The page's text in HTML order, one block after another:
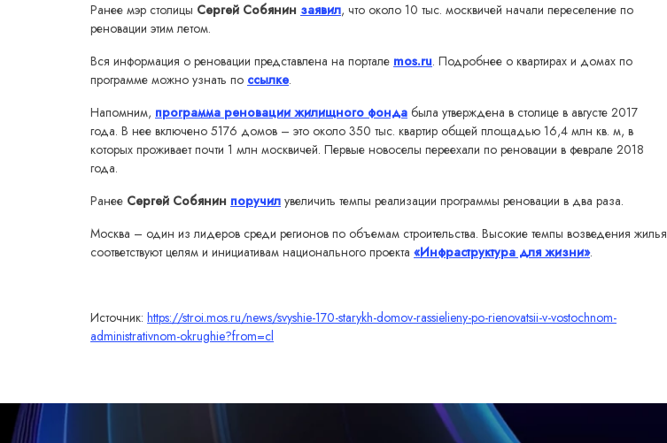
Ранее мэр столицы Сергей Собянин заявил, что около 10 тыс. москвичей начали переселение по
реновации этим летом.
Вся информация о реновации представлена на портале mos.ru. Подробнее о квартирах и домах по
программе можно узнать по ссылке.
Напомним, программа реновации жилищного фонда была утверждена в столице в августе 2017
года. В нее включено 5176 домов – это около 350 тыс. квартир общей площадью 16,4 млн кв. м, в
которых проживает почти 1 млн москвичей. Первые новоселы переехали по реновации в феврале 2018
года.
Ранее Сергей Собянин поручил увеличить темпы реализации программы реновации в два раза.
Москва – один из лидеров среди регионов по объемам строительства. Высокие темпы возведения жилья
соответствуют целям и инициативам национального проекта «Инфраструктура для жизни».
Источник: https://stroi.mos.ru/news/svyshie-170-starykh-domov-rassielieny-po-rienovatsii-v-vostochnom-
administrativnom-okrughie?from=cl